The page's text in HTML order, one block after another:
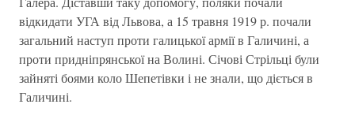
відкидати УГА від Львова, а 15 травня 1919 р. почали
загальний наступ проти галицької армії в Галичині, а
проти придніпрянської на Волині. Січові Стрільці були
зайняті боями коло Шепетівки і не знали, що діється в
Галичині.